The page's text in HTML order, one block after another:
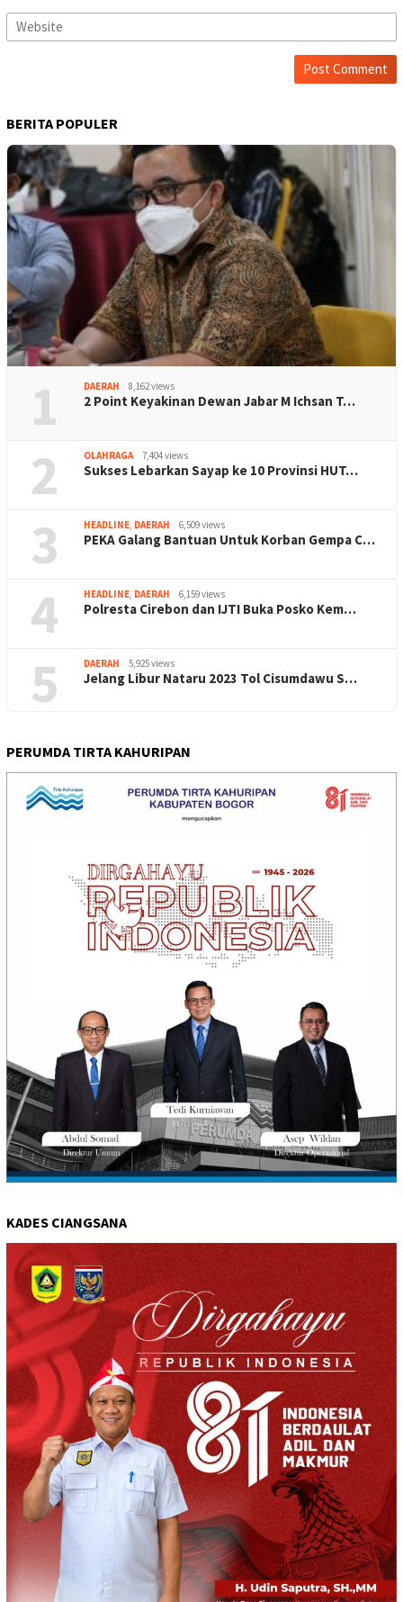
BERITA POPULER
1 DAERAH 8,162 views
2 Point Keyakinan Dewan Jabar M Ichsan T…
2 OLAHRAGA 7,404 views
Sukses Lebarkan Sayap ke 10 Provinsi HUT…
3 HEADLINE, DAERAH 6,509 views
PEKA Galang Bantuan Untuk Korban Gempa C…
4 HEADLINE, DAERAH 6,159 views
Polresta Cirebon dan IJTI Buka Posko Kem…
5 DAERAH 5,925 views
Jelang Libur Nataru 2023 Tol Cisumdawu S…
PERUMDA TIRTA KAHURIPAN
KADES CIANGSANA